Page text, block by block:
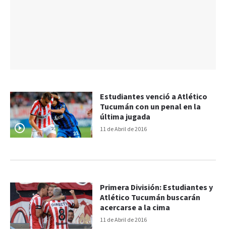
11 de Abril de 2016
Estudiantes venció a Atlético
Tucumán con un penal en la
última jugada
11 de Abril de 2016
Primera División: Estudiantes y
Atlético Tucumán buscarán
acercarse a la cima